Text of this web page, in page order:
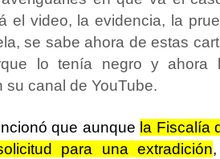
el video, la evidencia, la
se sabe ahora de estas
lo tenía negro y ahora
su canal de YouTube.
que aunque la Fiscalía
para una extradición